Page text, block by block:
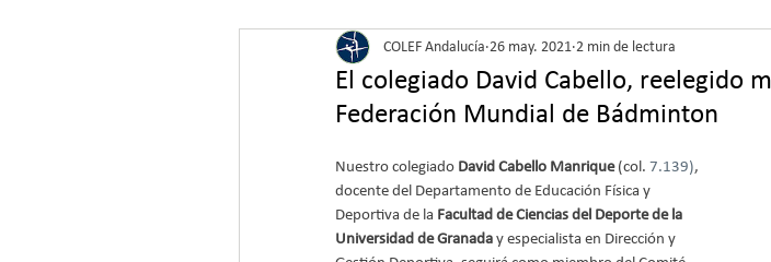
El colegiado David Cabello, reelegido
Federación Mundial de Bádminton
COLEF Andalucía 26 may. 2021 2 min de lectura
Nuestro colegiado David Cabello Manrique (col. 7.139),
docente del Departamento de Educación Física y
Deportiva de la Facultad de Ciencias del Deporte de la
Universidad de Granada y especialista en Dirección y